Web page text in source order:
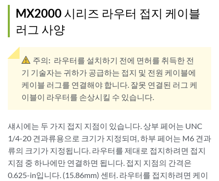
MX2000 시리즈 라우터 접지 케이블
러그 사양
주의: 라우터를 설치하기 전에 면허를 취득한 전
기 기술자는 귀하가 공급하는 접지 및 전원 케이블에
케이블 러그를 연결해야 합니다. 잘못 연결된 러그 케
이블이 라우터를 손상시킬 수 있습니다.
섀시에는 두 가지 접지 지점이 있습니다. 상부 페어는 UNC
1/4-20 견과류용으로 크기가 지정되며, 하부 페어는 M6 견과
류의 크기가 지정됩니다. 라우터를 제대로 접지하려면 접지
지점 중 하나에만 연결하면 됩니다. 접지 지점의 간격은
0.625-in입니다. (15.86mm) 센터. 라우터를 접지하려면 케이